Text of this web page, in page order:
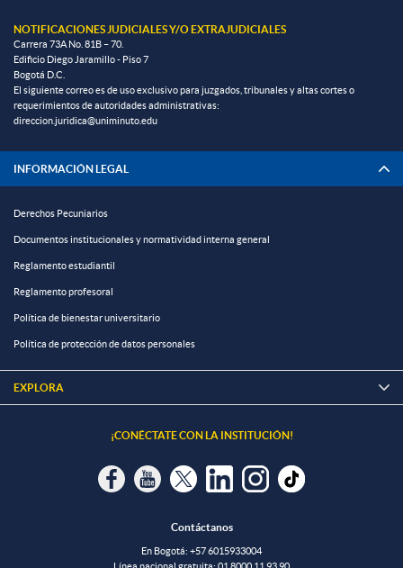
NOTIFICACIONES JUDICIALES Y/O EXTRAJUDICIALES
Carrera 73A No. 81B – 70.
Edificio Diego Jaramillo - Piso 7
Bogotá D.C.
El siguiente correo es de uso exclusivo para juzgados, tribunales y altas cortes o
requerimientos de autoridades administrativas:
direccion.juridica@uniminuto.edu
INFORMACIÓN LEGAL
Derechos Pecuniarios
Documentos institucionales y normatividad interna general
Reglamento estudiantil
Reglamento profesoral
Política de bienestar universitario
Política de protección de datos personales
EXPLORA 
¡CONÉCTATE CON LA INSTITUCIÓN!
Contáctanos
En Bogotá: +57 6015933004